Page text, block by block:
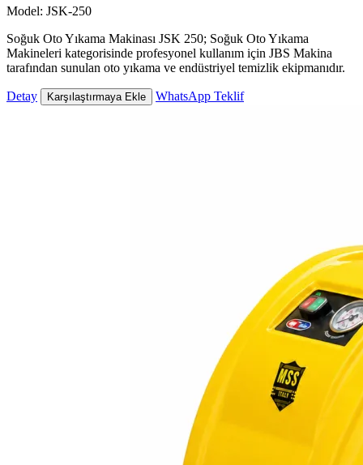
Model: JSK-250
Soğuk Oto Yıkama Makinası JSK 250; Soğuk Oto Yıkama
Makineleri kategorisinde profesyonel kullanım için JBS Makina
tarafından sunulan oto yıkama ve endüstriyel temizlik ekipmanıdır.
Detay Karşılaştırmaya Ekle WhatsApp Teklif